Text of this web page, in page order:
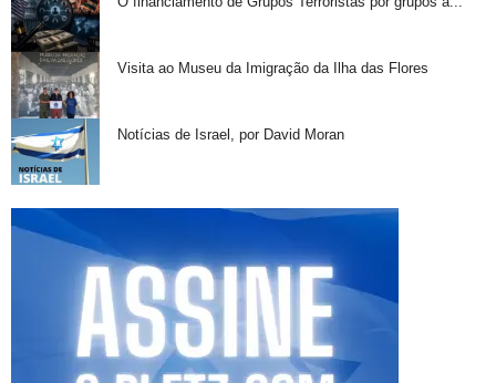
Visita ao Museu da Imigração da Ilha das Flores
Notícias de Israel, por David Moran